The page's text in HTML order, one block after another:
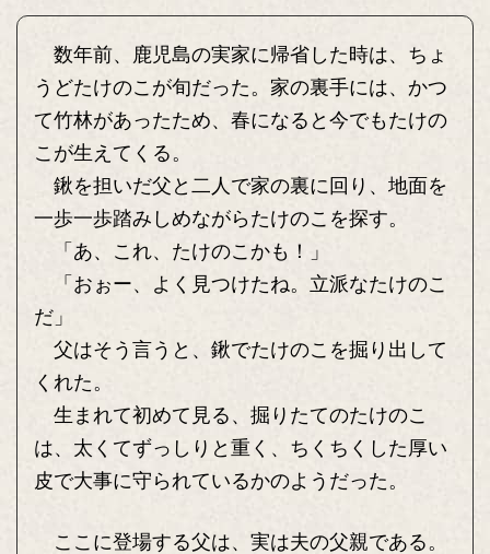
数年前、鹿児島の実家に帰省した時は、ちょ
うどたけのこが旬だった。家の裏手には、かつ
て竹林があったため、春になると今でもたけの
こが生えてくる。
鍬を担いだ父と二人で家の裏に回り、地面を
一歩一歩踏みしめながらたけのこを探す。
「あ、これ、たけのこかも！」
「おぉー、よく見つけたね。立派なたけのこ
だ」
父はそう言うと、鍬でたけのこを掘り出して
くれた。
生まれて初めて見る、掘りたてのたけのこ
は、太くてずっしりと重く、ちくちくした厚い
皮で大事に守られているかのようだった。
ここに登場する父は、実は夫の父親である。